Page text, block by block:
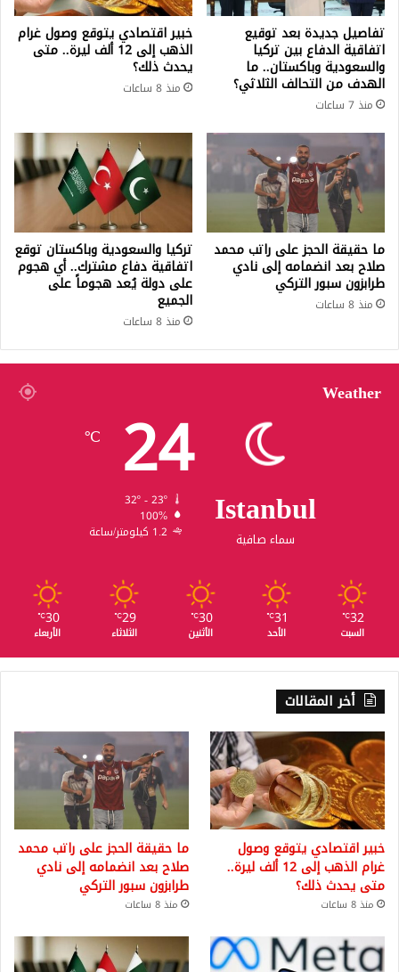
تفاصيل جديدة بعد توقيع
اتفاقية الدفاع بين تركيا
والسعودية وباكستان.. ما
الهدف من التحالف الثلاثي؟
منذ 7 ساعات
خبير اقتصادي يتوقع وصول غرام
الذهب إلى 12 ألف ليرة.. متى
يحدث ذلك؟
منذ 8 ساعات
ما حقيقة الحجز على راتب محمد
صلاح بعد انضمامه إلى نادي
طرابزون سبور التركي
منذ 8 ساعات
تركيا والسعودية وباكستان توقع
اتفاقية دفاع مشترك.. أي هجوم
على دولة يُعد هجوماً على
الجميع
منذ 8 ساعات
Weather
Istanbul
سماء صافية
24
℃
32º - 23º
100%
1.2 كيلومتر/ساعة
32
℃
السبت
31
℃
الأحد
30
℃
الأثنين
29
℃
الثلاثاء
30
℃
الأربعاء
أخر المقالات
خبير اقتصادي يتوقع وصول
غرام الذهب إلى 12 ألف ليرة..
متى يحدث ذلك؟
منذ 8 ساعات
ما حقيقة الحجز على راتب محمد
صلاح بعد انضمامه إلى نادي
طرابزون سبور التركي
منذ 8 ساعات